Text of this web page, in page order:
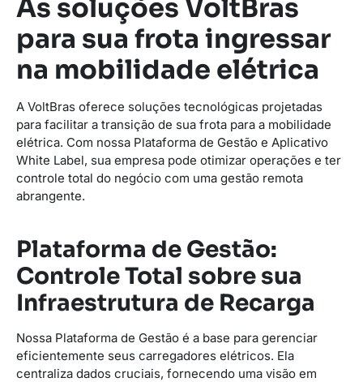
As soluções VoltBras
para sua frota ingressar
na mobilidade elétrica
A VoltBras oferece soluções tecnológicas projetadas
para facilitar a transição de sua frota para a mobilidade
elétrica. Com nossa Plataforma de Gestão e Aplicativo
White Label, sua empresa pode otimizar operações e ter
controle total do negócio com uma gestão remota
abrangente.
Plataforma de Gestão:
Controle Total sobre sua
Infraestrutura de Recarga
Nossa Plataforma de Gestão é a base para gerenciar
eficientemente seus carregadores elétricos. Ela
centraliza dados cruciais, fornecendo uma visão em